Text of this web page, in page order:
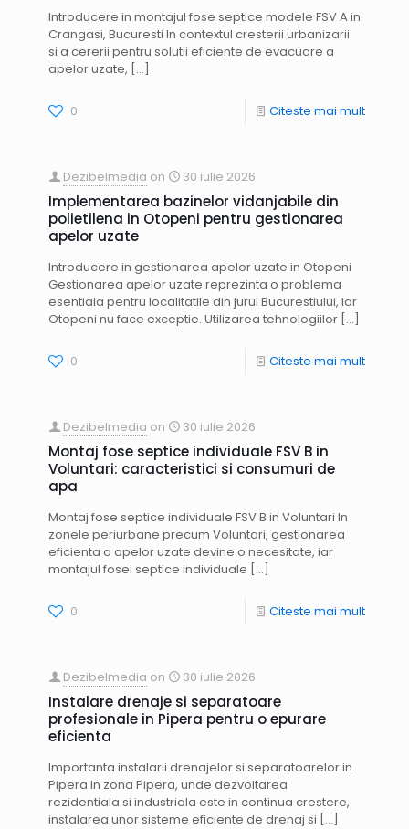
Introducere in montajul fose septice modele FSV A in
Crangasi, Bucuresti In contextul cresterii urbanizarii
si a cererii pentru solutii eficiente de evacuare a
apelor uzate, […]
0 Citeste mai mult
Dezibelmedia on 30 iulie 2026
Implementarea bazinelor vidanjabile din
polietilena in Otopeni pentru gestionarea
apelor uzate
Introducere in gestionarea apelor uzate in Otopeni
Gestionarea apelor uzate reprezinta o problema
esentiala pentru localitatile din jurul Bucurestiului, iar
Otopeni nu face exceptie. Utilizarea tehnologiilor […]
0 Citeste mai mult
Dezibelmedia on 30 iulie 2026
Montaj fose septice individuale FSV B in
Voluntari: caracteristici si consumuri de
apa
Montaj fose septice individuale FSV B in Voluntari In
zonele periurbane precum Voluntari, gestionarea
eficienta a apelor uzate devine o necesitate, iar
montajul fosei septice individuale […]
0 Citeste mai mult
Dezibelmedia on 30 iulie 2026
Instalare drenaje si separatoare
profesionale in Pipera pentru o epurare
eficienta
Importanta instalarii drenajelor si separatoarelor in
Pipera In zona Pipera, unde dezvoltarea
rezidentiala si industriala este in continua crestere,
instalarea unor sisteme eficiente de drenaj si […]